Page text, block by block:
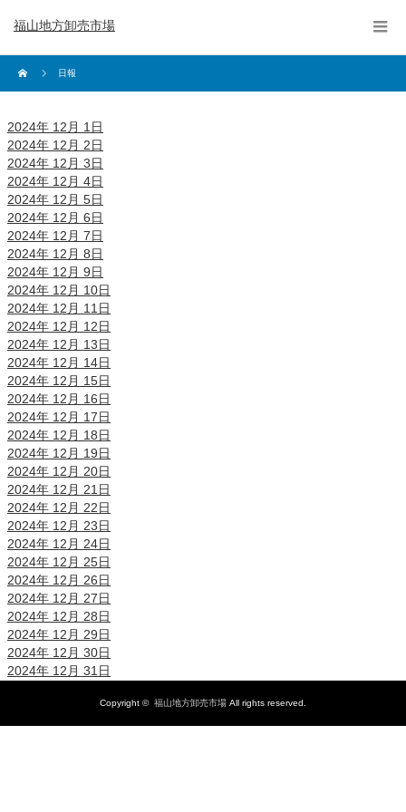
福山地方卸売市場
日報
2024年 12月 1日
2024年 12月 2日
2024年 12月 3日
2024年 12月 4日
2024年 12月 5日
2024年 12月 6日
2024年 12月 7日
2024年 12月 8日
2024年 12月 9日
2024年 12月 10日
2024年 12月 11日
2024年 12月 12日
2024年 12月 13日
2024年 12月 14日
2024年 12月 15日
2024年 12月 16日
2024年 12月 17日
2024年 12月 18日
2024年 12月 19日
2024年 12月 20日
2024年 12月 21日
2024年 12月 22日
2024年 12月 23日
2024年 12月 24日
2024年 12月 25日
2024年 12月 26日
2024年 12月 27日
2024年 12月 28日
2024年 12月 29日
2024年 12月 30日
2024年 12月 31日
Copyright © 福山地方卸売市場 All rights reserved.